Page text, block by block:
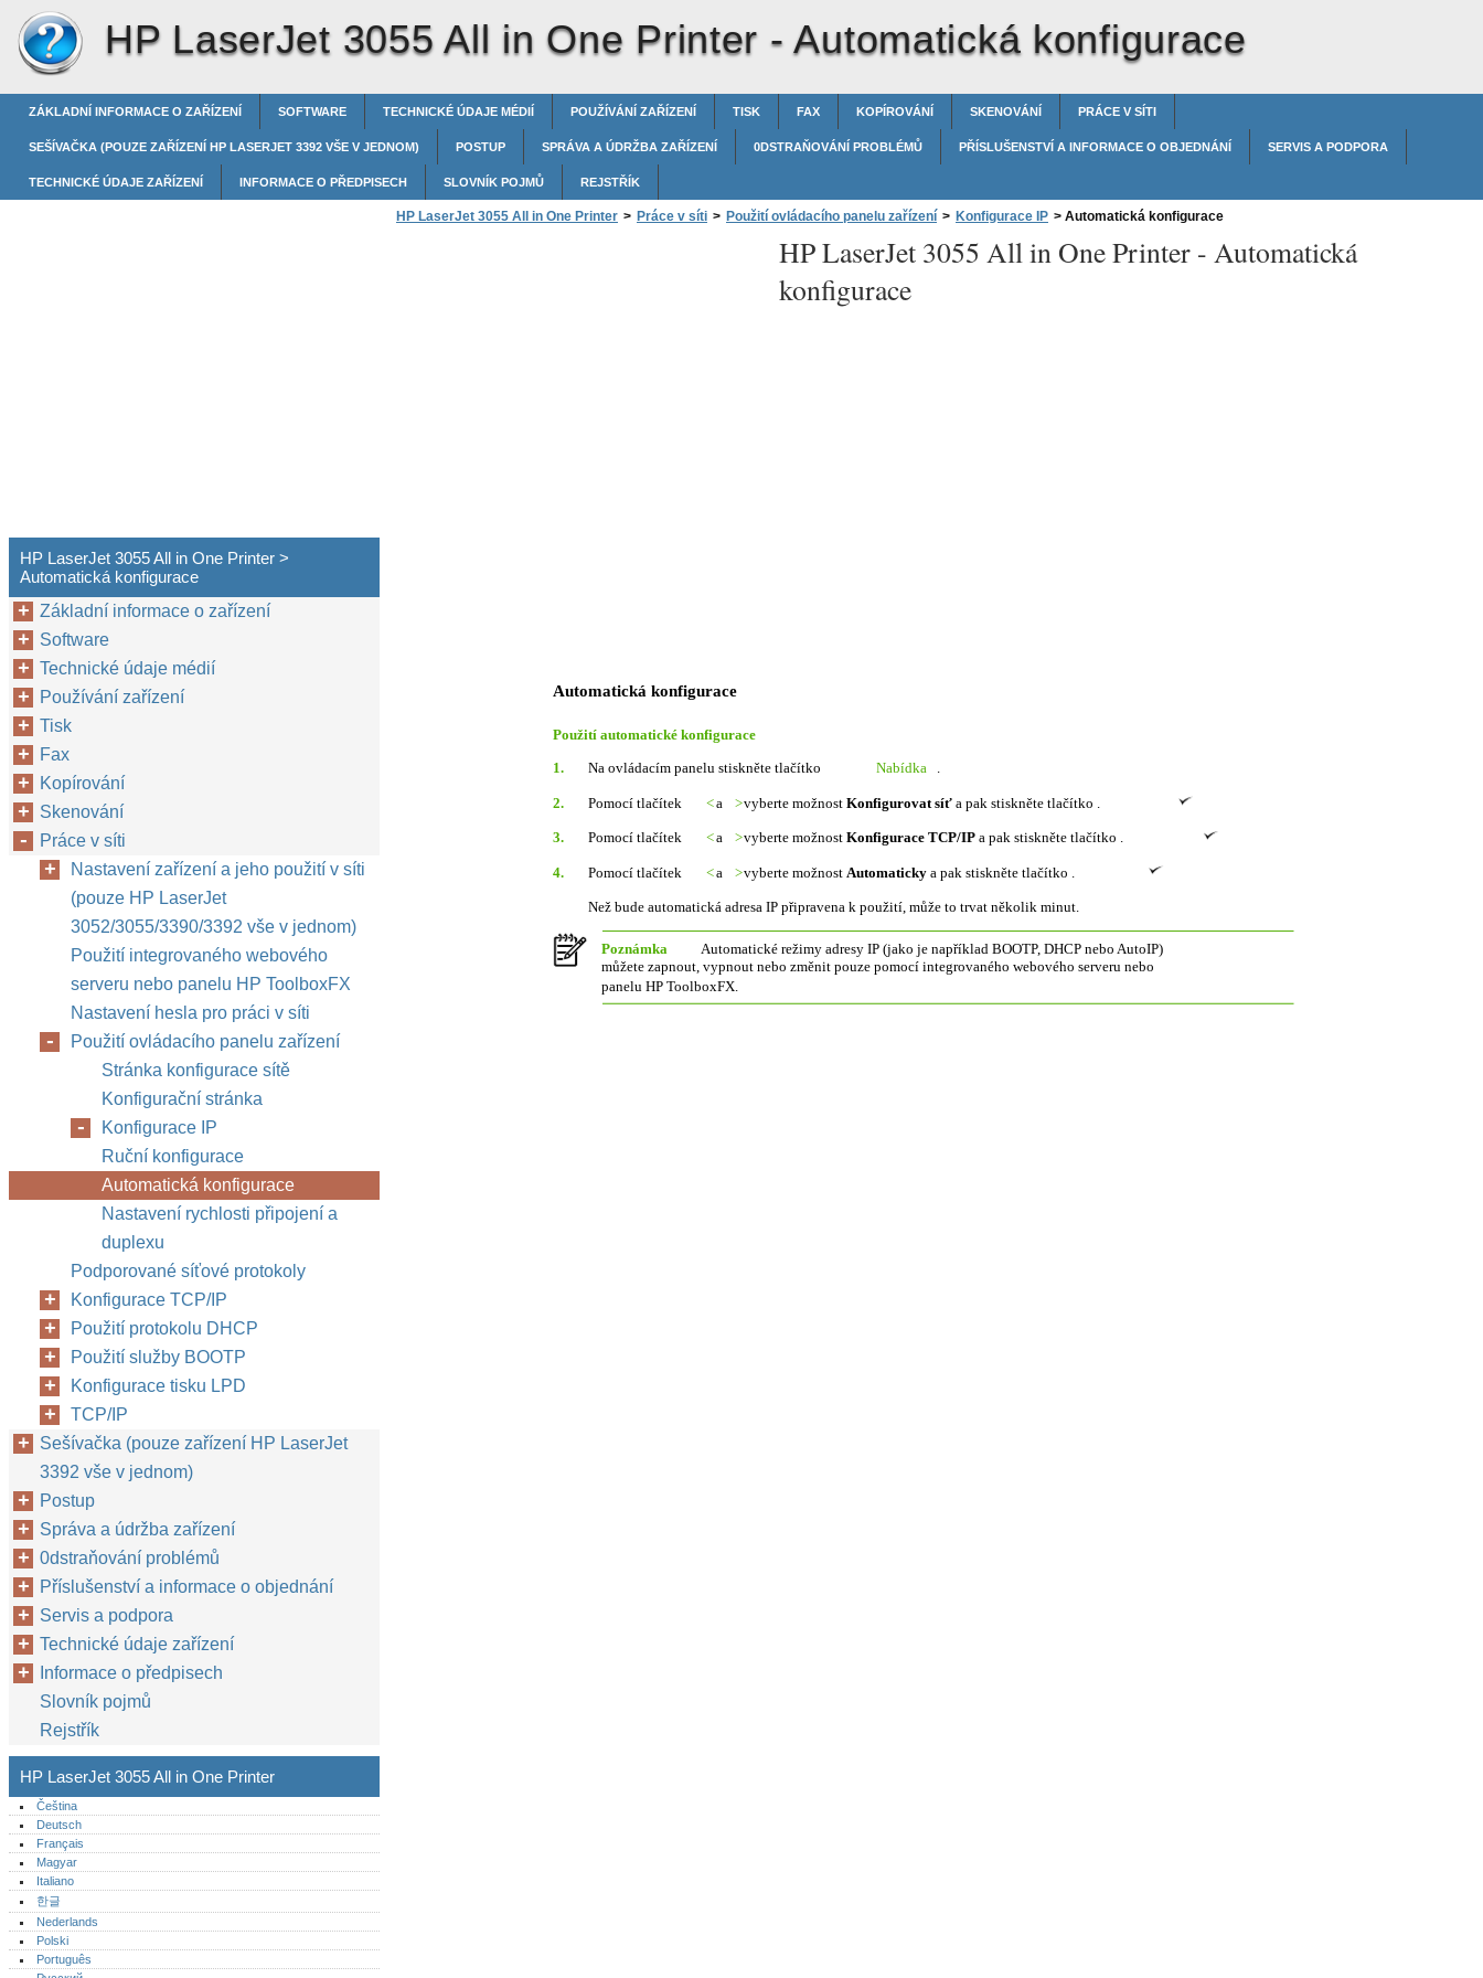
HP LaserJet 3055 All in One Printer -Automatická konfigurace
ZÁKLADNÍ INFORMACE O ZAŘÍZENÍ SOFTWARE TECHNICKÉ ÚDAJE MÉDIÍ POUŽÍVÁNÍ ZAŘÍZENÍ TISK FAX KOPÍROVÁNÍ SKENOVÁNÍ PRÁCE V SÍTI
SEŠÍVAČKA (POUZE ZAŘÍZENÍ HP LASERJET 3392 VŠE V JEDNOM) POSTUP SPRÁVA A ÚDRŽBA ZAŘÍZENÍ 0DSTRAŇOVÁNÍ PROBLÉMŮ PŘÍSLUŠENSTVÍ A INFORMACE O OBJEDNÁNÍ SERVIS A PODPORA
TECHNICKÉ ÚDAJE ZAŘÍZENÍ INFORMACE O PŘEDPISECH SLOVNÍK POJMŮ REJSTŘÍK
HP LaserJet 3055 All in One Printer > Práce v síti > Použití ovládacího panelu zařízení > Konfigurace IP > Automatická konfigurace
HP LaserJet 3055 All in One Printer - Automatická
konfigurace
Automatická konfigurace
Použití automatické konfigurace
1.
Na ovládacím panelu stiskněte tlačítko Nabídka .
2. Pomocí tlačítek <a >vyberte možnost Konfigurovat síť a pak stiskněte tlačítko .
3. Pomocí tlačítek <a >vyberte možnost Konfigurace TCP/IP a pak stiskněte tlačítko .
4. Pomocí tlačítek <a >vyberte možnost Automaticky a pak stiskněte tlačítko .
Než bude automatická adresa IP připravena k použití, může to trvat několik minut.
Poznámka
Automatické režimy adresy IP (jako je například BOOTP, DHCP nebo AutoIP)
můžete zapnout, vypnout nebo změnit pouze pomocí integrovaného webového serveru nebo
panelu HP ToolboxFX.
HP LaserJet 3055 All in One Printer >
Automatická konfigurace
Základní informace o zařízení
Software
Technické údaje médií
Používání zařízení
Tisk
Fax
Kopírování
Skenování
Práce v síti
Nastavení zařízení a jeho použití v síti
(pouze HP LaserJet
3052/3055/3390/3392 vše v jednom)
Použití integrovaného webového
serveru nebo panelu HP ToolboxFX
Nastavení hesla pro práci v síti
Použití ovládacího panelu zařízení
Stránka konfigurace sítě
Konfigurační stránka
Konfigurace IP
Ruční konfigurace
Automatická konfigurace
Nastavení rychlosti připojení a
duplexu
Podporované síťové protokoly
Konfigurace TCP/IP
Použití protokolu DHCP
Použití služby BOOTP
Konfigurace tisku LPD
TCP/IP
Sešívačka (pouze zařízení HP LaserJet
3392 vše v jednom)
Postup
Správa a údržba zařízení
0dstraňování problémů
Příslušenství a informace o objednání
Servis a podpora
Technické údaje zařízení
Informace o předpisech
Slovník pojmů
Rejstřík
HP LaserJet 3055 All in One Printer
Čeština
Deutsch
Français
Magyar
Italiano
한글
Nederlands
Polski
Português‎